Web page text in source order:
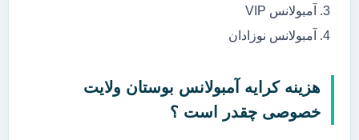
آمبولانس VIP
آمبولانس نوزادان
هزینه کرایه آمبولانس بوستان ولایت
خصوصی چقدر است ؟